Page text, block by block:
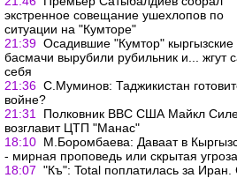
экстренное совещание ушехлопов по
ситуации на "Кумторе"
21:39 Осадившие "Кумтор" кыргызские
басмачи вырубили рубильник и... жгут
себя
21:36 С.Муминов: Таджикистан
войне?
21:31
Полковник ВВС США Майкл
возглавит ЦТП "Манас"
18:10 М.Боромбаева: Даваат в
- мирная проповедь или скрытая
18:07 "Къ": Total поплатилась за